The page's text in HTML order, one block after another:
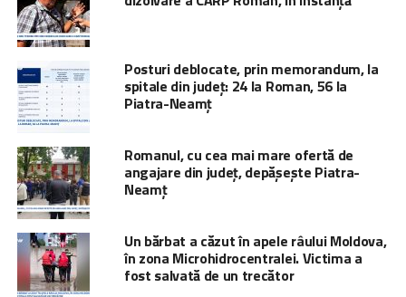
Posturi deblocate, prin memorandum, la
spitale din județ: 24 la Roman, 56 la
Piatra-Neamț
Romanul, cu cea mai mare ofertă de
angajare din județ, depășește Piatra-
Neamț
Un bărbat a căzut în apele râului Moldova,
în zona Microhidrocentralei. Victima a
fost salvată de un trecător